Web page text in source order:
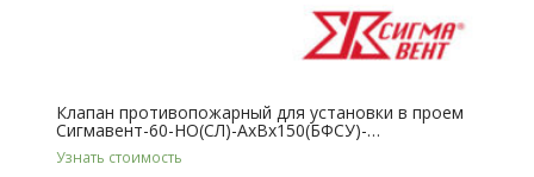
Клапан противопожарный для установки в проем
Сигмавент-60-НО(СЛ)-АхВx150(БФСУ)-…
Узнать стоимость